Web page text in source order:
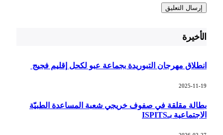
الأخيرة
انطلاق مهرجان التبوريدة بجماعة عبو لكحل إقليم فجيج
2025-11-19
بطالة مقلقة في صفوف خريجي شعبة المساعدة الطبيّة
الاجتماعية بـISPITS